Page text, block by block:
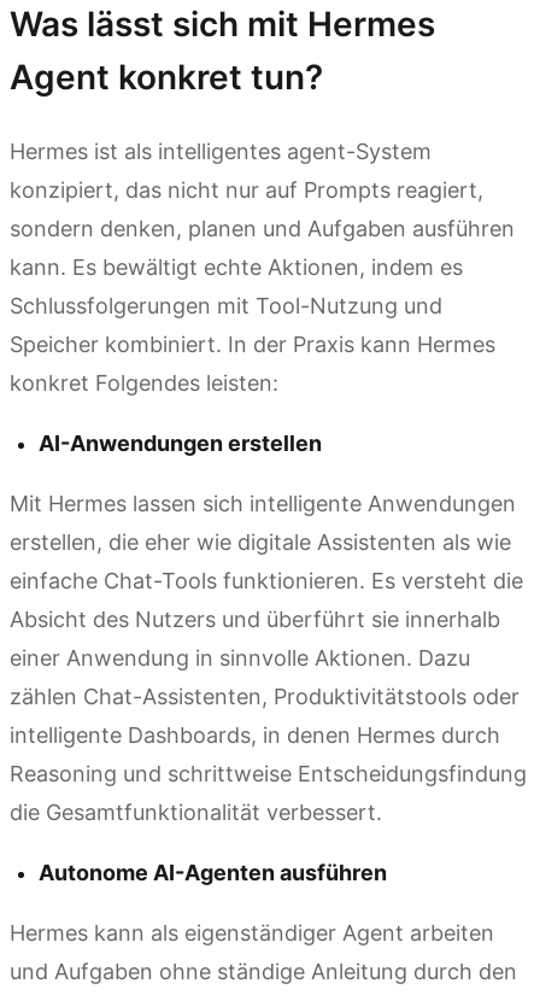
Was lässt sich mit Hermes
Agent konkret tun?
Hermes ist als intelligentes agent-System
konzipiert, das nicht nur auf Prompts reagiert,
sondern denken, planen und Aufgaben ausführen
kann. Es bewältigt echte Aktionen, indem es
Schlussfolgerungen mit Tool-Nutzung und
Speicher kombiniert. In der Praxis kann Hermes
konkret Folgendes leisten:
AI-Anwendungen erstellen
Mit Hermes lassen sich intelligente Anwendungen
erstellen, die eher wie digitale Assistenten als wie
einfache Chat-Tools funktionieren. Es versteht die
Absicht des Nutzers und überführt sie innerhalb
einer Anwendung in sinnvolle Aktionen. Dazu
zählen Chat-Assistenten, Produktivitätstools oder
intelligente Dashboards, in denen Hermes durch
Reasoning und schrittweise Entscheidungsfindung
die Gesamtfunktionalität verbessert.
Autonome AI-Agenten ausführen
Hermes kann als eigenständiger Agent arbeiten
und Aufgaben ohne ständige Anleitung durch den